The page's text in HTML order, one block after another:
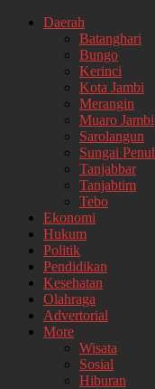
Daerah
Batanghari
Bungo
Kerinci
Kota Jambi
Merangin
Muaro Jambi
Sarolangun
Sungai
Tanjabbar
Tanjabtim
Tebo
Ekonomi
Hukum
Politik
Pendidikan
Kesehatan
Olahraga
Advertorial
More
Wisata
Sosial
Hiburan